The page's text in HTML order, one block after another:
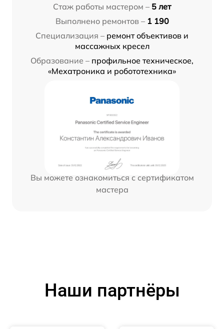
Стаж работы мастером – 5 лет
Выполнено ремонтов – 1 190
Специализация – ремонт объективов и
массажных кресел
Образование – профильное техническое,
«Мехатроника и робототехника»
Вы можете ознакомиться с сертификатом
мастера
Наши партнёры